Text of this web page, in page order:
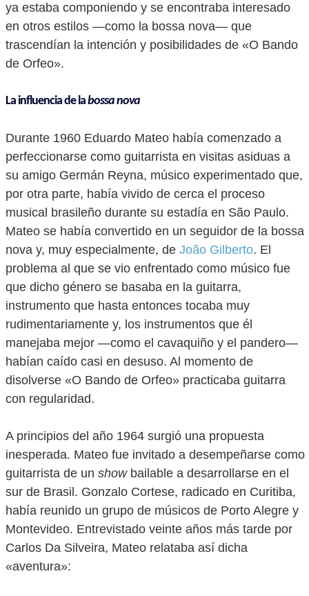
ya estaba componiendo y se encontraba interesado
en otros estilos —como la bossa nova— que
trascendían la intención y posibilidades de «O Bando
de Orfeo».
La influencia de labossa nova
Durante 1960 Eduardo Mateo había comenzado a
perfeccionarse como guitarrista en visitas asiduas a
su amigo Germán Reyna, músico experimentado que,
por otra parte, había vivido de cerca el proceso
musical brasileño durante su estadía en São Paulo.
Mateo se había convertido en un seguidor de la bossa
nova y, muy especialmente, de João Gilberto. El
problema al que se vio enfrentado como músico fue
que dicho género se basaba en la guitarra,
instrumento que hasta entonces tocaba muy
rudimentariamente y, los instrumentos que él
manejaba mejor —como el cavaquiño y el pandero—
habían caído casi en desuso. Al momento de
disolverse «O Bando de Orfeo» practicaba guitarra
con regularidad.
A principios del año 1964 surgió una propuesta
inesperada. Mateo fue invitado a desempeñarse como
guitarrista de un showbailable a desarrollarse en el
sur de Brasil. Gonzalo Cortese, radicado en Curitiba,
había reunido un grupo de músicos de Porto Alegre y
Montevideo. Entrevistado veinte años más tarde por
Carlos Da Silveira, Mateo relataba así dicha
«aventura»: